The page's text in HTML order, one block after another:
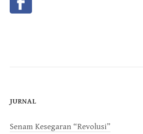
JURNAL
Senam Kesegaran “Revolusi”